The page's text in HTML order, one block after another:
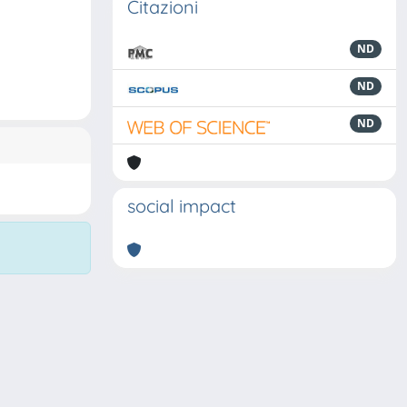
Citazioni
ND
ND
ND
social impact